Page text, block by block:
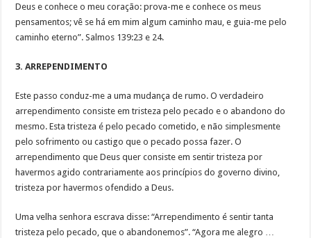
Deus e conhece o meu coração: prova-me e conhece os meus
pensamentos; vê se há em mim algum caminho mau, e guia-me pelo
caminho eterno”. Salmos 139:23 e 24.
3. ARREPENDIMENTO
Este passo conduz-me a uma mudança de rumo. O verdadeiro
arrependimento consiste em tristeza pelo pecado e o abandono do
mesmo. Esta tristeza é pelo pecado cometido, e não simplesmente
pelo sofrimento ou castigo que o pecado possa fazer. O
arrependimento que Deus quer consiste em sentir tristeza por
havermos agido contrariamente aos princípios do governo divino,
tristeza por havermos ofendido a Deus.
Uma velha senhora escrava disse: “Arrependimento é sentir tanta
tristeza pelo pecado, que o abandonemos”. “Agora me alegro …